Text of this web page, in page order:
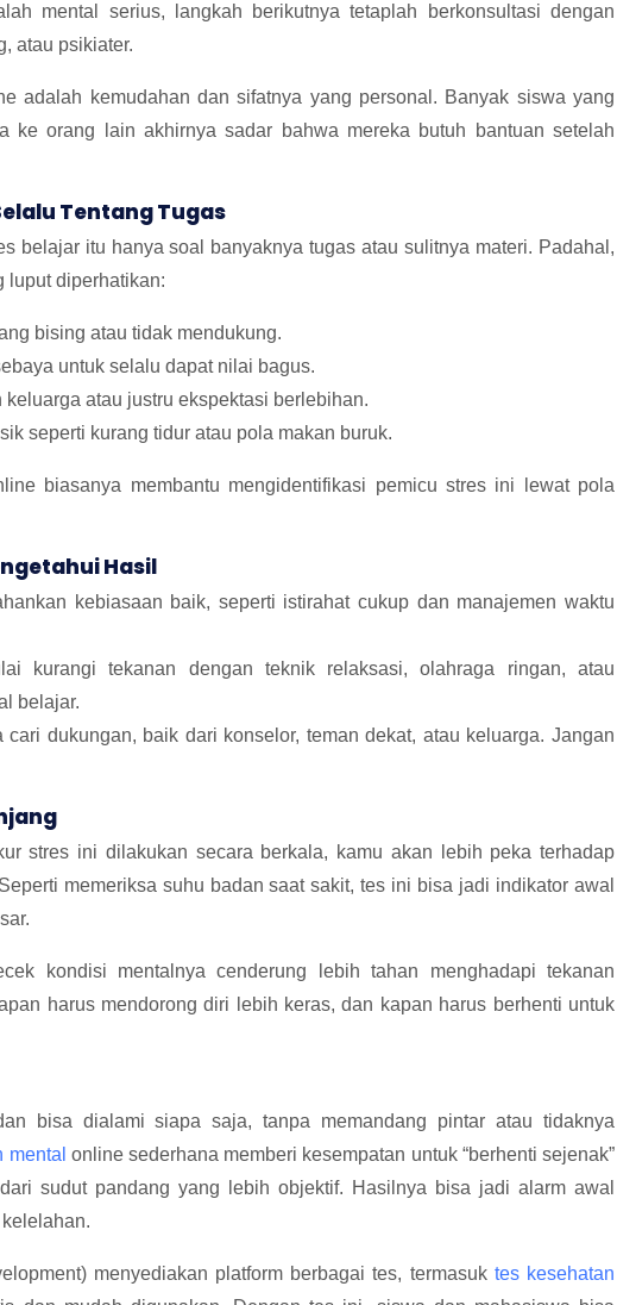
mental serius, langkah berikutnya tetaplah berkonsultasi dengan
atau psikiater.
adalah kemudahan dan sifatnya yang personal. Banyak siswa yang
ke orang lain akhirnya sadar bahwa mereka butuh bantuan setelah
Tentang Tugas
belajar itu hanya soal banyaknya tugas atau sulitnya materi. Padahal,
luput diperhatikan:
bising atau tidak mendukung.
untuk selalu dapat nilai bagus.
keluarga atau justru ekspektasi berlebihan.
seperti kurang tidur atau pola makan buruk.
biasanya membantu mengidentifikasi pemicu stres ini lewat pola
Hasil
kebiasaan baik, seperti istirahat cukup dan manajemen waktu
kurangi tekanan dengan teknik relaksasi, olahraga ringan, atau
belajar.
cari dukungan, baik dari konselor, teman dekat, atau keluarga. Jangan
stres ini dilakukan secara berkala, kamu akan lebih peka terhadap
memeriksa suhu badan saat sakit, tes ini bisa jadi indikator awal
kondisi mentalnya cenderung lebih tahan menghadapi tekanan
harus mendorong diri lebih keras, dan kapan harus berhenti untuk
bisa dialami siapa saja, tanpa memandang pintar atau tidaknya
mental online sederhana memberi kesempatan untuk “berhenti sejenak”
sudut pandang yang lebih objektif. Hasilnya bisa jadi alarm awal
menyediakan platform berbagai tes, termasuk tes kesehatan